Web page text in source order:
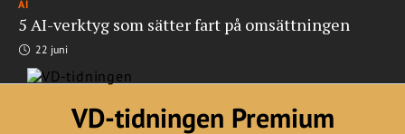
AI
5 AI-verktyg som sätter fart på omsättningen
22 juni
VD-tidningen Premium